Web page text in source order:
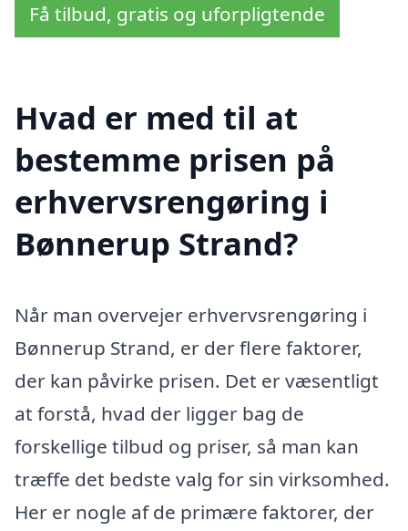
Få tilbud, gratis og uforpligtende
Hvad er med til at
bestemme prisen på
erhvervsrengøring i
Bønnerup Strand?
Når man overvejer erhvervsrengøring i
Bønnerup Strand, er der flere faktorer,
der kan påvirke prisen. Det er væsentligt
at forstå, hvad der ligger bag de
forskellige tilbud og priser, så man kan
træffe det bedste valg for sin virksomhed.
Her er nogle af de primære faktorer, der